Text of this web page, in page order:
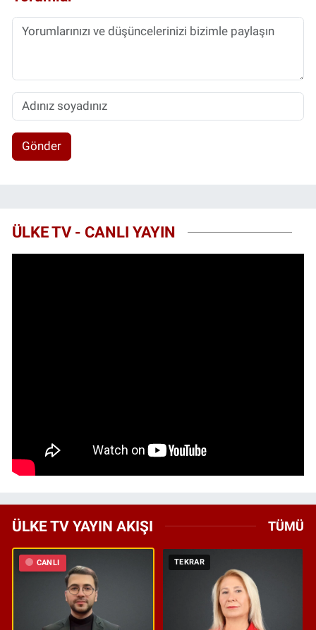
Gönder
ÜLKE TV - CANLI YAYIN
ÜLKE TV YAYIN AKIŞI TÜMÜ
CANLI TEKRAR